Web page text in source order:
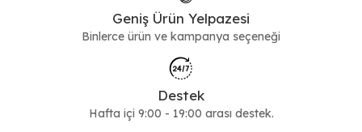
Geniş Ürün Yelpazesi
Binlerce ürün ve kampanya seçeneği
Destek
Hafta içi 9:00 - 19:00 arası destek.